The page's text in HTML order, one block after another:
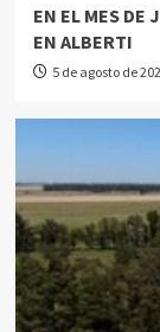
EN EL MES DE
EN ALBERTI
5 de agosto de